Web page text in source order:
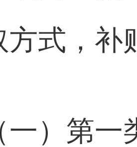
方式，补
一）第一